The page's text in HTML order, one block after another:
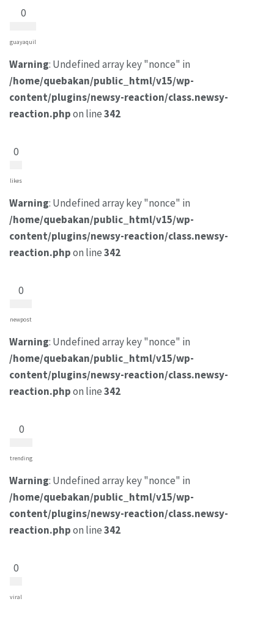
0
guayaquil
Warning: Undefined array key "nonce" in
/home/quebakan/public_html/v15/wp-
content/plugins/newsy-reaction/class.newsy-
reaction.phpon line342
0
likes
Warning: Undefined array key "nonce" in
/home/quebakan/public_html/v15/wp-
content/plugins/newsy-reaction/class.newsy-
reaction.phpon line342
0
newpost
Warning: Undefined array key "nonce" in
/home/quebakan/public_html/v15/wp-
content/plugins/newsy-reaction/class.newsy-
reaction.phpon line342
0
trending
Warning: Undefined array key "nonce" in
/home/quebakan/public_html/v15/wp-
content/plugins/newsy-reaction/class.newsy-
reaction.phpon line342
0
viral